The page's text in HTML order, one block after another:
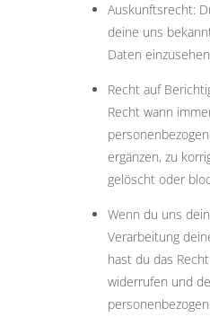
Auskunftsrecht:
deine uns
Daten
Recht auf
Recht wann
ergänzen, zu
gelöscht oder
Wenn du uns
Verarbeitung
hast du das
widerrufen und